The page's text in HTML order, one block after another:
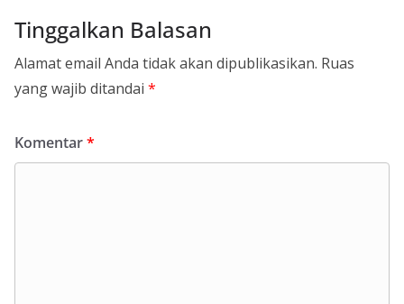
Tinggalkan Balasan
Alamat email Anda tidak akan dipublikasikan. Ruas
yang wajib ditandai *
Komentar*